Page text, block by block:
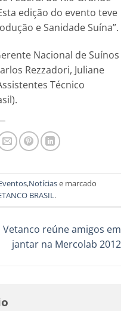
edição do evento teve
e Sanidade Suína”.
Nacional de Suínos
Rezzadori, Juliane
Técnico
,Notíciase marcado
BRASIL.
Vetanco reúne amigos em
jantar na Mercolab 2012